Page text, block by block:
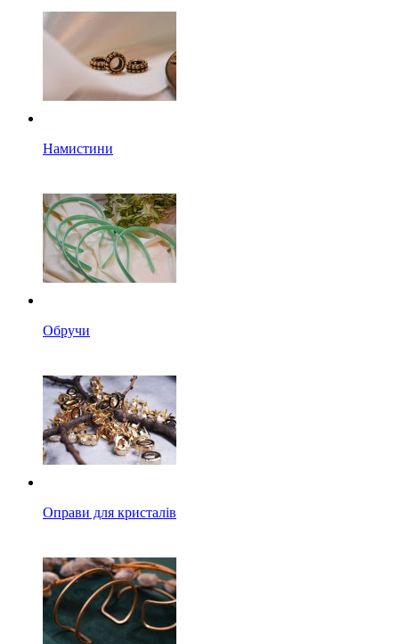
Намистини
Обручи
Оправи для кристалів